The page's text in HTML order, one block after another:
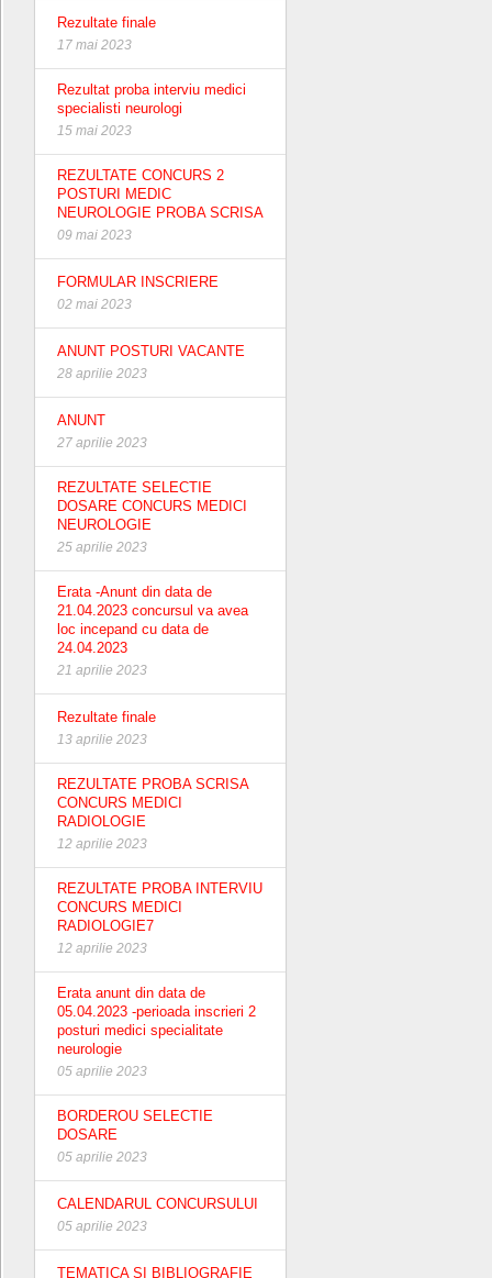
Rezultate finale
17 mai 2023
Rezultat proba interviu medici
specialisti neurologi
15 mai 2023
REZULTATE CONCURS 2
POSTURI MEDIC
NEUROLOGIE PROBA SCRISA
09 mai 2023
FORMULAR INSCRIERE
02 mai 2023
ANUNT POSTURI VACANTE
28 aprilie 2023
ANUNT
27 aprilie 2023
REZULTATE SELECTIE
DOSARE CONCURS MEDICI
NEUROLOGIE
25 aprilie 2023
Erata -Anunt din data de
21.04.2023 concursul va avea
loc incepand cu data de
24.04.2023
21 aprilie 2023
Rezultate finale
13 aprilie 2023
REZULTATE PROBA SCRISA
CONCURS MEDICI
RADIOLOGIE
12 aprilie 2023
REZULTATE PROBA INTERVIU
CONCURS MEDICI
RADIOLOGIE7
12 aprilie 2023
Erata anunt din data de
05.04.2023 -perioada inscrieri 2
posturi medici specialitate
neurologie
05 aprilie 2023
BORDEROU SELECTIE
DOSARE
05 aprilie 2023
CALENDARUL CONCURSULUI
05 aprilie 2023
TEMATICA SI BIBLIOGRAFIE